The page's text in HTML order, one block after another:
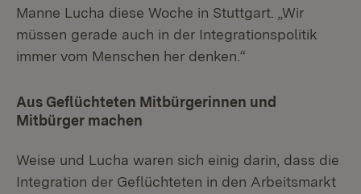
Manne Lucha diese Woche in Stuttgart. „Wir
müssen gerade auch in der Integrationspolitik
immer vom Menschen her denken.“
Aus Geflüchteten Mitbürgerinnen und
Mitbürger machen
Weise und Lucha waren sich einig darin, dass die
Integration der Geflüchteten in den Arbeitsmarkt